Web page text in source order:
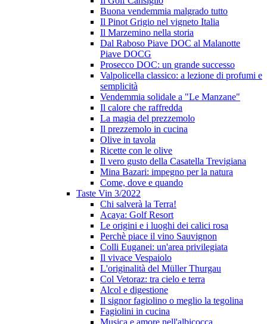
Buona vendemmia malgrado tutto
Il Pinot Grigio nel vigneto Italia
Il Marzemino nella storia
Dal Raboso Piave DOC al Malanotte
Piave DOCG
Prosecco DOC: un grande successo
Valpolicella classico: a lezione di profumi e
semplicità
Vendemmia solidale a "Le Manzane"
Il calore che raffredda
La magia del prezzemolo
Il prezzemolo in cucina
Olive in tavola
Ricette con le olive
Il vero gusto della Casatella Trevigiana
Mina Bazari: impegno per la natura
Come, dove e quando
Taste Vin 3/2022
Chi salverà la Terra!
Acaya: Golf Resort
Le origini e i luoghi dei calici rosa
Perchè piace il vino Sauvignon
Colli Euganei: un'area privilegiata
Il vivace Vespaiolo
L'originalità del Müller Thurgau
Col Vetoraz: tra cielo e terra
Alcol e digestione
Il signor fagiolino o meglio la tegolina
Fagiolini in cucina
Musica e amore nell'albicocca